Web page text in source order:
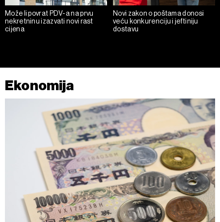
Može li povrat PDV-a na prvu
nekretninu izazvati novi rast
cijena
Novi zakon o poštama donosi
veću konkurenciju i jeftiniju
dostavu
Ekonomija